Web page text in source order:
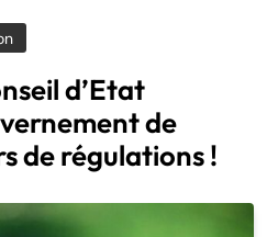
d’Etat
de
de régulations !